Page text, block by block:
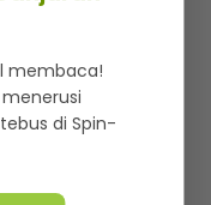
Privasi
dan sensasi
membaca!
di Spin-